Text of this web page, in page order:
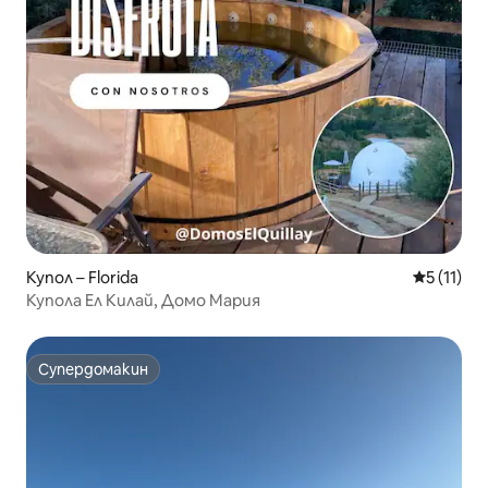
Купол – Florida Средна
5 (11)
Купола Ел Килай, Домо Мария
Супердомакин
Супердомакин